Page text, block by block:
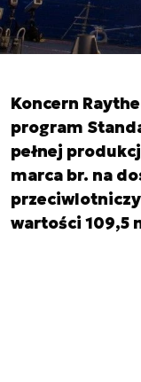
Koncern
program
pełnej
marca br. na
wartości 109,5